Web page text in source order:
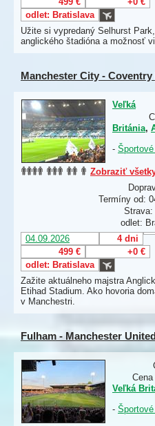
odlet: Bratislava
Užite si vypredaný Selhurst
anglického štadióna a možnosť
Manchester City -
Veľká
Británia,
-
Zobraziť
Termíny od:
Strava:
odlet:
04.09.2026
4 dni
499 €
+0 €
odlet: Bratislava
Zažite aktuálneho majstra
Etihad Stadium. Ako hovoria
v Manchestri.
Fulham - Manchester
Veľká
-